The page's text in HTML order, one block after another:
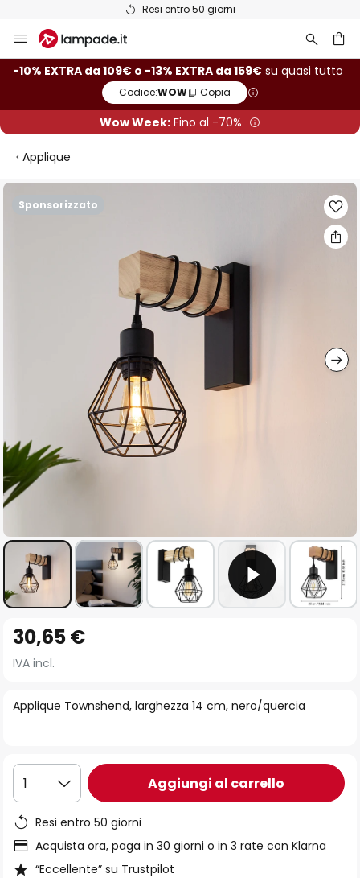
Resi entro 50 giorni
Salta
al
contenuto
-10% EXTRA da 109€ o -13% EXTRA da 159€ su quasi tutto
Codice:WOW Copia
Wow Week: Fino al -70%
Applique
Sponsorizzato
Vai
alla
all'inizio
della
Applique Townshend, larghezza 14 cm, nero/quercia
30,65 €
IVA incl.
1 Aggiungi al carrello
Resi entro 50 giorni
Acquista ora, paga in 30 giorni o in 3 rate con Klarna
“Eccellente” su Trustpilot